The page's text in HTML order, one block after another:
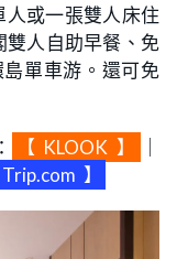
或一張雙人床住
雙人自助早餐、免
單車游。還可免
【 KLOOK 】
Trip.com 】